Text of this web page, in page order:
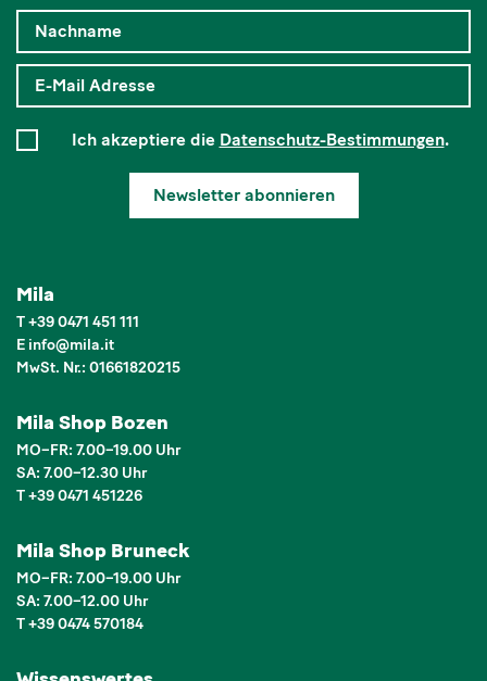
Ich akzeptiere die Datenschutz-Bestimmungen.
Newsletter abonnieren
Mila
T+39 0471 451 111
E info@mila.it
MwSt. Nr.: 01661820215
Mila Shop Bozen
MO–FR: 7.00–19.00 Uhr
SA: 7.00–12.30 Uhr
T +39 0471 451226
Mila Shop Bruneck
MO–FR: 7.00–19.00 Uhr
SA: 7.00–12.00 Uhr
T +39 0474 570184